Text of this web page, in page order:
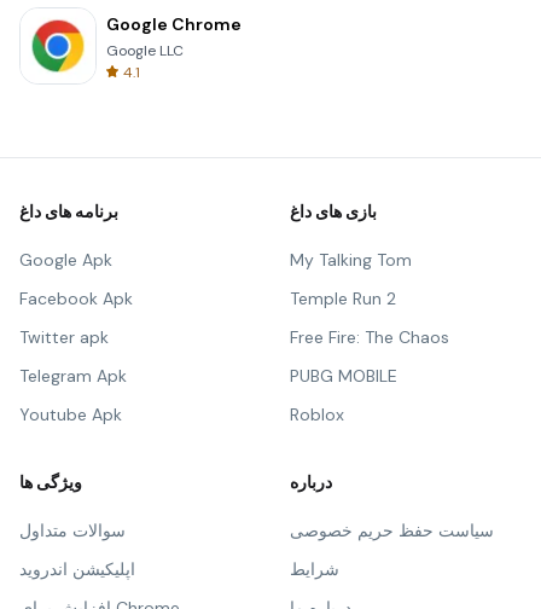
Google Chrome
Google LLC
4.1
برنامه های داغ
Google Apk
Facebook Apk
Twitter apk
Telegram Apk
Youtube Apk
بازی های داغ
My Talking Tom
Temple Run 2
Free Fire: The Chaos
PUBG MOBILE
Roblox
ویژگی ها
سوالات متداول
اپلیکیشن اندروید
درباره
سیاست حفظ حریم خصوصی
شرایط